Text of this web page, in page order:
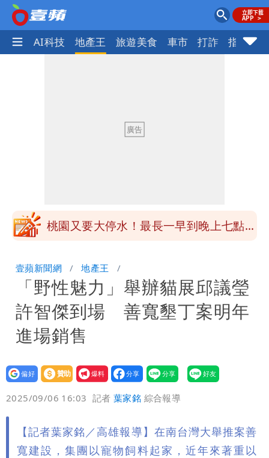
愛美 AI科技 地產王 旅遊美食 車市 打詐 指標企
男裁判勒令女選手「解衣」檢查
揮別9年演藝圈 女演員當「全職運將」
回1句笑翻10萬人
桃園又要大停水！最長一早到晚上七點都
「洗腦台灣人兩觀念」
女生一對A錯了嗎？環法女子自由車賽
男裁判勒令女選手「解衣」檢查
揮別9年演藝圈 女演員當「全職運將」
公布收入比拍戲賺更多
壹蘋新聞網 地產王
「野性魅力」舉辦貓展邱議瑩
許智傑到場 善寬墾丁案明年
進場銷售
設為
贊助
我要
爆料
2025/09/06 16:03 記者葉家銘 綜合報導
【記者葉家銘／高雄報導】在南台灣大舉推案善
寬建設，集團以寵物飼料起家，近年來著重以